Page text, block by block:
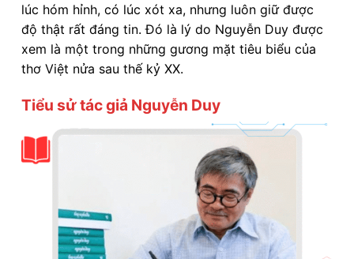
lúc hóm hỉnh, có lúc xót xa, nhưng luôn giữ được
độ thật rất đáng tin. Đó là lý do Nguyễn Duy được
xem là một trong những gương mặt tiêu biểu của
thơ Việt nửa sau thế kỷ XX.
Tiểu sử tác giả Nguyễn Duy